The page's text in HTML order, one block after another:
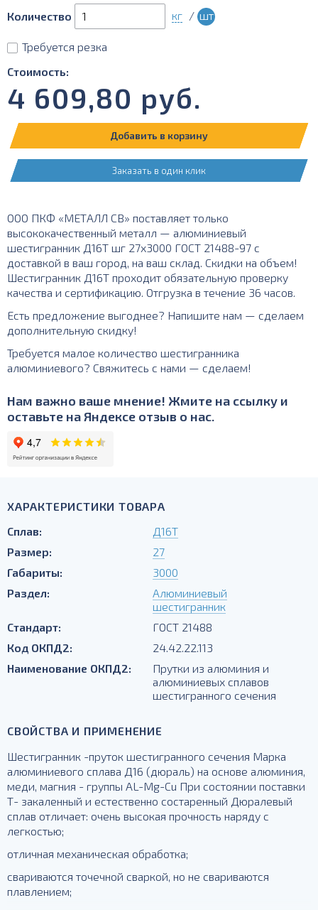
Количество кг / шт
Требуется резка
Стоимость:
4 609,80 руб.
Добавить в корзину
Заказать в один клик
ООО ПКФ «МЕТАЛЛ СВ» поставляет только
высококачественный металл — алюминиевый
шестигранник Д16Т шг 27х3000 ГОСТ 21488-97 с
доставкой в ваш город, на ваш склад. Скидки на объем!
Шестигранник Д16Т проходит обязательную проверку
качества и сертификацию. Отгрузка в течение 36 часов.
Есть предложение выгоднее? Напишите нам — сделаем
дополнительную скидку!
Требуется малое количество шестигранника
алюминиевого? Свяжитесь с нами — сделаем!
Нам важно ваше мнение! Жмите на ссылку и
оставьте на Яндексе отзыв о нас.
ХАРАКТЕРИСТИКИ ТОВАРА
Сплав:
Д16Т
Размер:
27
Габариты:
3000
Раздел:
Алюминиевый
шестигранник
Стандарт:
ГОСТ 21488
Код ОКПД2:
24.42.22.113
Наименование ОКПД2:
Прутки из алюминия и
алюминиевых сплавов
шестигранного сечения
СВОЙСТВА И ПРИМЕНЕНИЕ
Шестигранник -пруток шестигранного сечения Марка
алюминиевого сплава Д16 (дюраль) на основе алюминия,
меди, магния - группы AL-Mg-Cu При состоянии поставки
Т- закаленный и естественно состаренный Дюралевый
сплав отличает: очень высокая прочность наряду с
легкостью;
отличная механическая обработка;
свариваются точечной сваркой, но не свариваются
плавлением;